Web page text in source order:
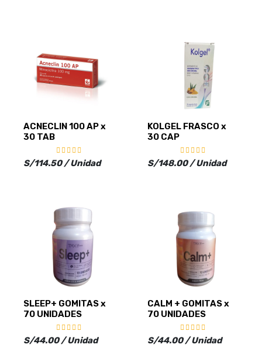
ACNECLIN 100 AP x
30 TAB
S/114.50 / Unidad
KOLGEL FRASCO x
30 CAP
S/148.00 / Unidad
SLEEP+ GOMITAS x
70 UNIDADES
S/44.00 / Unidad
CALM + GOMITAS x
70 UNIDADES
S/44.00 / Unidad